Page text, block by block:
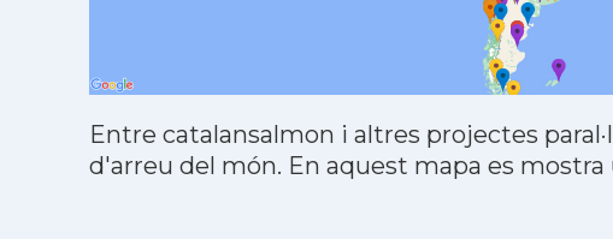
Entre catalansalmon i altres projectes
d'arreu del món. En aquest mapa es